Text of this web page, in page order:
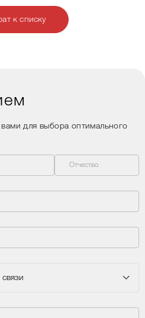
к списку
для выбора оптимального
Отчество